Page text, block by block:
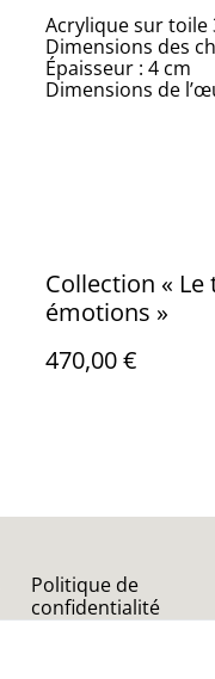
Acrylique sur toile
Dimensions des
Épaisseur : 4 cm
Dimensions de
Collection «
émotions »
470,00 €
Politique de
confidentialité